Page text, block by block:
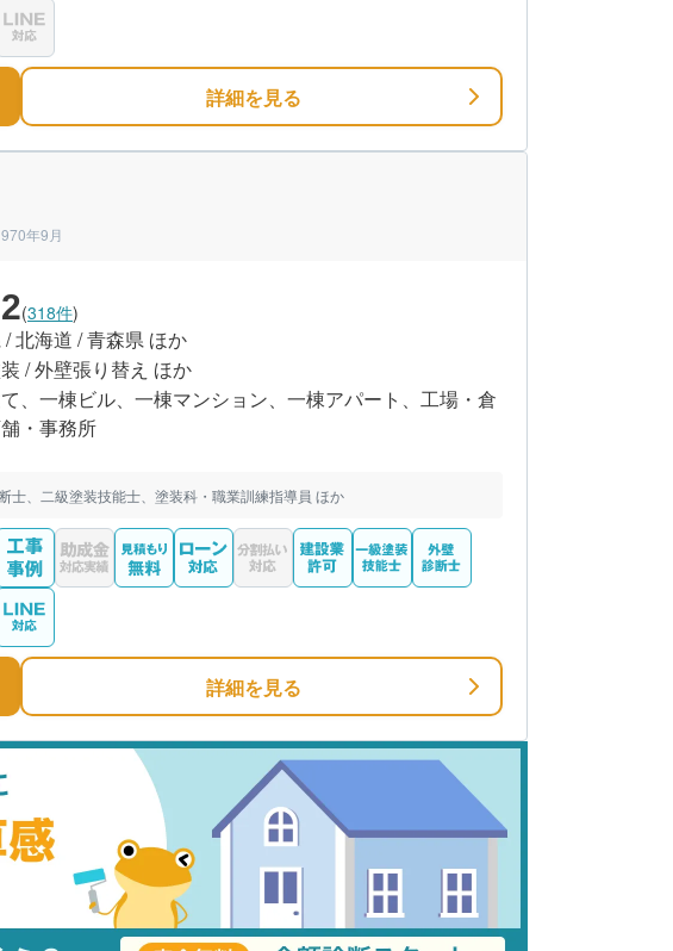
詳細を見る
年9月
(318件)
北海道 / 青森県 ほか
/ 外壁張り替え ほか
、一棟ビル、一棟マンション、一棟アパート、工場・倉
・事務所
士、二級塗装技能士、塗装科・職業訓練指導員 ほか
詳細を見る